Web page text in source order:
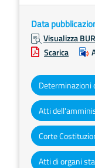
Data
Visualizza
Scarica
Atti di organi